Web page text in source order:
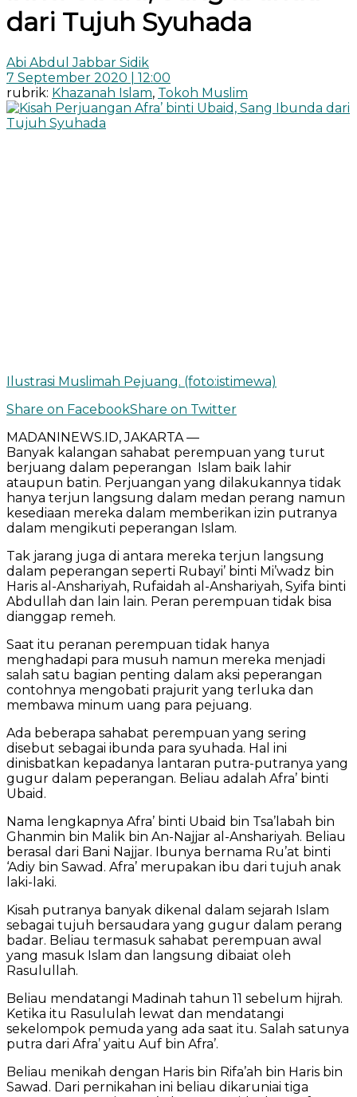
dari Tujuh Syuhada
Abi Abdul Jabbar Sidik
7 September 2020 | 12:00
rubrik: Khazanah Islam, Tokoh Muslim
Ilustrasi Muslimah Pejuang. (foto:istimewa)
Share on FacebookShare on Twitter
MADANINEWS.ID, JAKARTA —
Banyak kalangan sahabat perempuan yang turut
berjuang dalam peperangan Islam baik lahir
ataupun batin. Perjuangan yang dilakukannya tidak
hanya terjun langsung dalam medan perang namun
kesediaan mereka dalam memberikan izin putranya
dalam mengikuti peperangan Islam.
Tak jarang juga di antara mereka terjun langsung
dalam peperangan seperti Rubayi’ binti Mi’wadz bin
Haris al-Anshariyah, Rufaidah al-Anshariyah, Syifa binti
Abdullah dan lain lain. Peran perempuan tidak bisa
dianggap remeh.
Saat itu peranan perempuan tidak hanya
menghadapi para musuh namun mereka menjadi
salah satu bagian penting dalam aksi peperangan
contohnya mengobati prajurit yang terluka dan
membawa minum uang para pejuang.
Ada beberapa sahabat perempuan yang sering
disebut sebagai ibunda para syuhada. Hal ini
dinisbatkan kepadanya lantaran putra-putranya yang
gugur dalam peperangan. Beliau adalah Afra’ binti
Ubaid.
Nama lengkapnya Afra’ binti Ubaid bin Tsa’labah bin
Ghanmin bin Malik bin An-Najjar al-Anshariyah. Beliau
berasal dari Bani Najjar. Ibunya bernama Ru’at binti
‘Adiy bin Sawad. Afra’ merupakan ibu dari tujuh anak
laki-laki.
Kisah putranya banyak dikenal dalam sejarah Islam
sebagai tujuh bersaudara yang gugur dalam perang
badar. Beliau termasuk sahabat perempuan awal
yang masuk Islam dan langsung dibaiat oleh
Rasulullah.
Beliau mendatangi Madinah tahun 11 sebelum hijrah.
Ketika itu Rasululah lewat dan mendatangi
sekelompok pemuda yang ada saat itu. Salah satunya
putra dari Afra’ yaitu Auf bin Afra’.
Beliau menikah dengan Haris bin Rifa’ah bin Haris bin
Sawad. Dari pernikahan ini beliau dikaruniai tiga